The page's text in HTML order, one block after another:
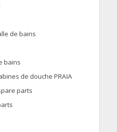
de bains
bains
de douche PRAIA
parts